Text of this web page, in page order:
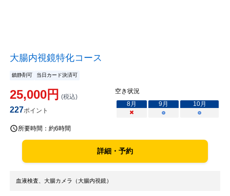
大腸内視鏡特化コース
鎮静剤可 当日カード決済可
25,000円 (税込)
227ポイント
空き状況
8月 9月 10月
×
○ ○
所要時間： 約6時間
詳細・予約
血液検査、大腸カメラ（大腸内視鏡）